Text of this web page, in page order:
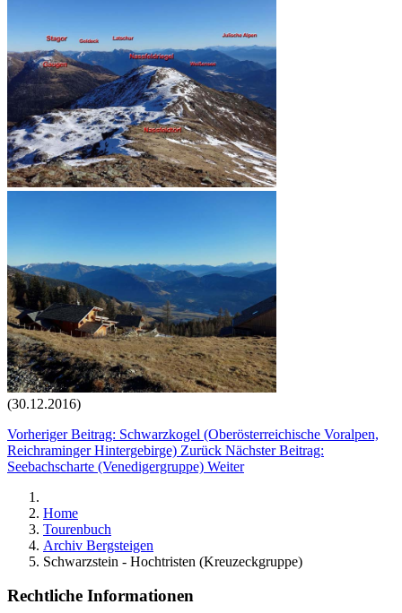
(30.12.2016)
Vorheriger Beitrag: Schwarzkogel (Oberösterreichische Voralpen,
Reichraminger Hintergebirge) Zurück Nächster Beitrag:
Seebachscharte (Venedigergruppe) Weiter
Home
Tourenbuch
Archiv Bergsteigen
Schwarzstein - Hochtristen (Kreuzeckgruppe)
Rechtliche Informationen